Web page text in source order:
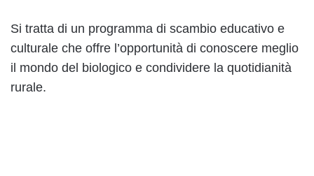
Si tratta di un programma di scambio educativo e
culturale che offre l’opportunità di conoscere meglio
il mondo del biologico e condividere la quotidianità
rurale.